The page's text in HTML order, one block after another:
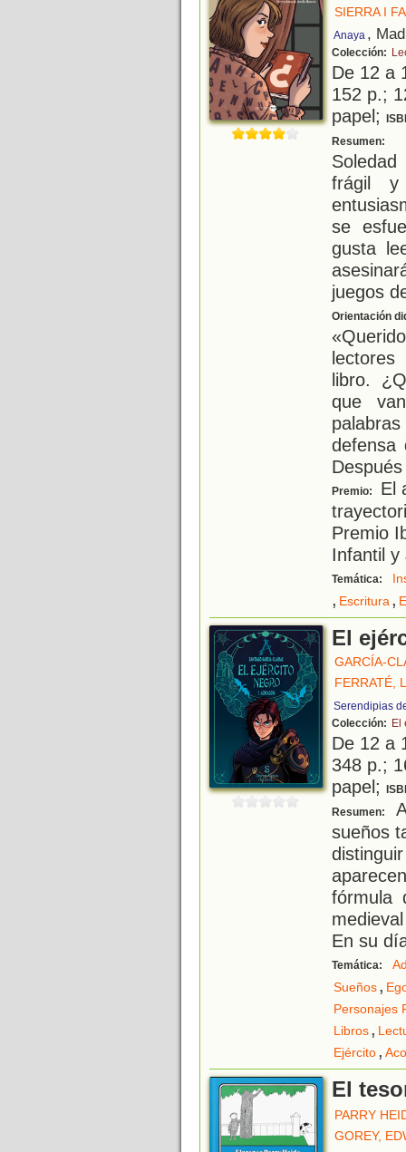
SIERRA I
Anaya ,
Colección:
De 12 a
152 p.;
papel;
Resumen:
frágil
se
gusta
juegos
Orientación
libro.
que
defensa
Premio:
El
Premio
Infantil y
Temática:
, Escritura,
El
GARCÍA-
FERRATÉ,
Serendipias
Colección: El
De 12 a
348 p.;
papel;
Resumen:
sueños
fórmula
En su
Temática:
Sueños,
Personajes
Libros,
Ejército,
El
PARRY
GOREY,